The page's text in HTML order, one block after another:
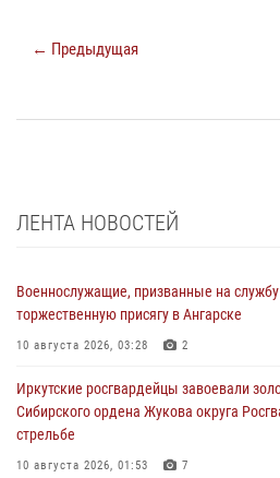
← Предыдущая
ЛЕНТА НОВОСТЕЙ
Военнослужащие, призванные на
торжественную присягу в Ангарске
10 августа 2026, 03:28 2
Иркутские росгвардейцы завоевали
Сибирского ордена Жукова округа
стрельбе
10 августа 2026, 01:53 7